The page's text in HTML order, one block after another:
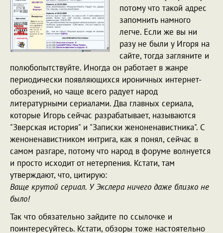
потому что такой адрес
запомнить намного
легче. Если же вы ни
разу не были у Игоря на
сайте, тогда загляните и
полюбопытствуйте. Иногда он работает в жанре
периодически появляющихся ироничных интернет-
обозрений, но чаще всего радует народ
литературными сериалами. Два главных сериала,
которые Игорь сейчас разрабатывает, называются
"Зверская история" и "Записки женоненавистника". С
женоненавистником интрига, как я понял, сейчас в
самом разгаре, потому что народ в форуме волнуется
и просто исходит от нетерпения. Кстати, там
утверждают, что, цитирую:
Ваще крутой сериал. У Экслера ничего даже близко не
было!
Так что обязательно зайдите по ссылочке и
поинтересуйтесь. Кстати, обзоры тоже настоятельно